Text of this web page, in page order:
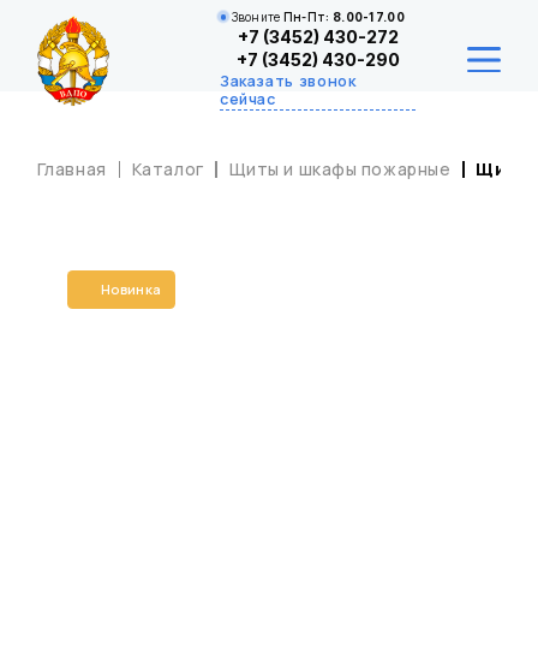
Звоните Пн-Пт: 8.00-17.00
+7 (3452) 430-272
+7 (3452) 430-290
Заказать звонок
сейчас
О НАС
ДЮП
Главная Каталог Щиты и шкафы пожарные Щит
Новинка